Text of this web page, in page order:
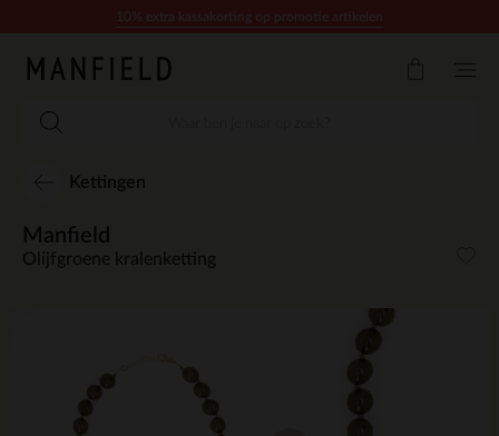
Kettingen
Manfield
Olijfgroene kralenketting